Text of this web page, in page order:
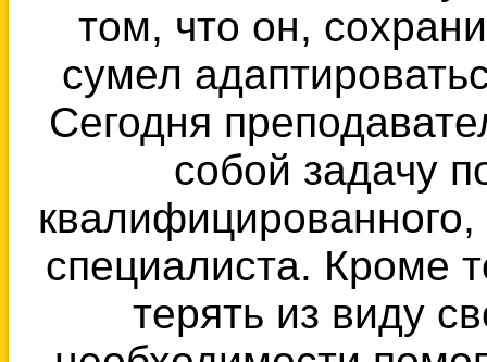
том, что он,
сумел
Сегодня
собой задачу
квалифицированного,
специалиста. Кроме
терять из виду